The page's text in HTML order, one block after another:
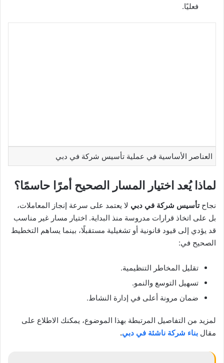
فعليًا.
العناصر الأساسية في عملية تأسيس شركة في دبي
لماذا يُعد اختيار المسار الصحيح أمرًا حاسمًا؟
نجاحتأسيس شركة في دبي لا يعتمد على سرعة إنجاز المعاملات،
بل على اتخاذ قرارات مدروسة منذ البداية. اختيار مسار غير مناسب
قد يؤدي إلى قيود قانونية أو تشغيلية مستقبلًا، بينما يساهم التخطيط
الصحيح في:
تقليل المخاطر التنظيمية.
تسهيل التوسع والنمو.
ضمان مرونة أعلى في إدارة النشاط.
لمزيد من التفاصيل المرتبطة بهذا الموضوع، يمكنك الاطلاع على
مقال بناء شركة ناشئة في دبي.